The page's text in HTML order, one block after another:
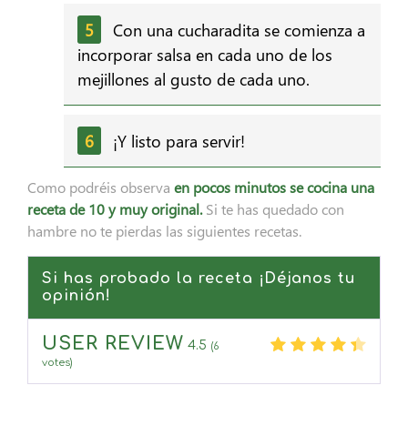
Con una cucharadita se comienza a
incorporar salsa en cada uno de los
mejillones al gusto de cada uno.
¡Y listo para servir!
Como podréis observa en pocos minutos se cocina una
receta de 10 y muy original.Si te has quedado con
hambre no te pierdas las siguientes recetas.
Si has probado la receta ¡Déjanos tu
opinión!
USER REVIEW 4.5 (6
votes)